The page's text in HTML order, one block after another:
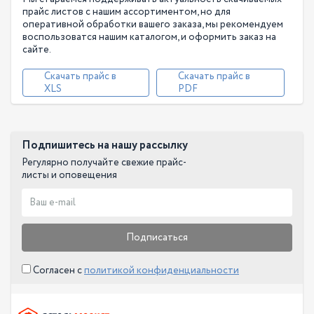
Оплата
Производители
прайс листов с нашим ассортиментом, но для
оперативной обработки вашего заказа, мы рекомендуем
воспользоватся нашим каталогом, и оформить заказ на
сайте.
Скачать прайс в
XLS
Скачать прайс в
PDF
Подпишитесь на нашу рассылку
Регулярно получайте свежие прайс-
листы и оповещения
Подписаться
Согласен сполитикой конфиденциальности